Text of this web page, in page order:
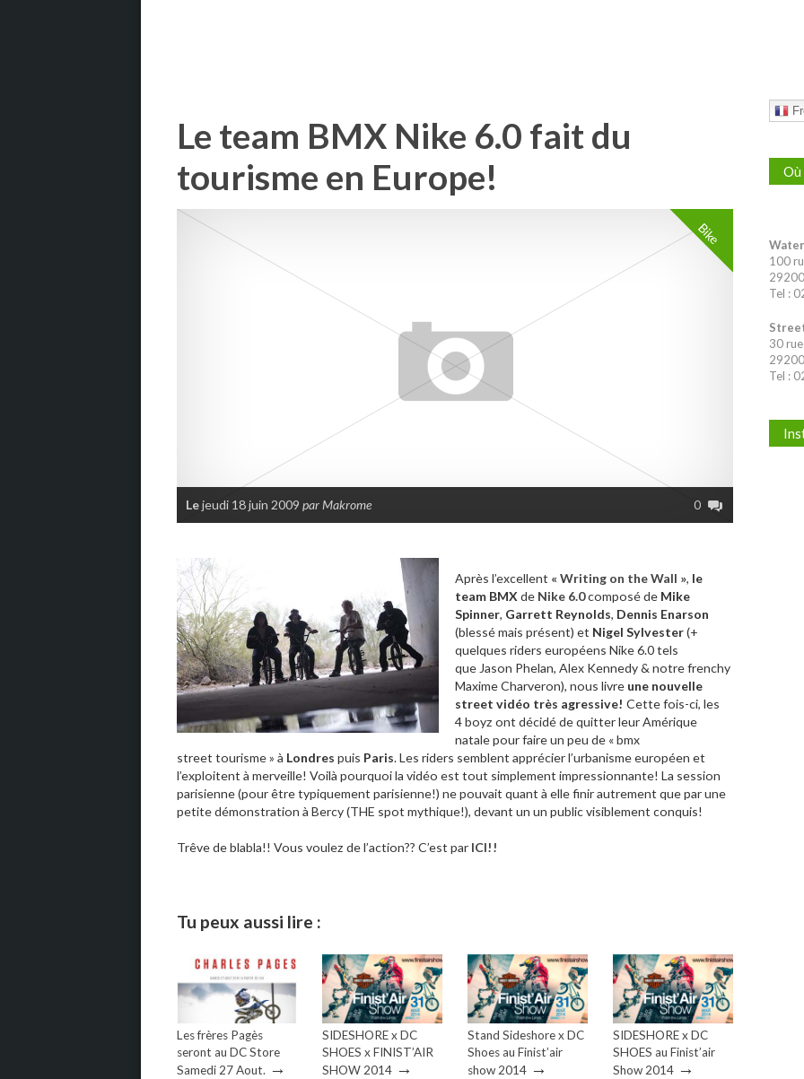
Le team BMX Nike 6.0 fait du
tourisme en Europe!
Bike
Lejeudi 18 juin 2009 par Makrome 0
Après l’excellent « Writing on the Wall », le
team BMX de Nike 6.0composé de Mike
Spinner, Garrett Reynolds, Dennis Enarson
(blessé mais présent) et Nigel Sylvester(+
quelques riders européens Nike 6.0 tels
que Jason Phelan, Alex Kennedy & notre frenchy
Maxime Charveron), nous livre une nouvelle
street vidéo très agressive! Cette fois-ci, les
4 boyz ont décidé de quitter leur Amérique
natale pour faire un peu de « bmx
street tourisme » à Londres puis Paris. Les riders semblent apprécier l’urbanisme européen et
l’exploitent à merveille! Voilà pourquoi la vidéo est tout simplement impressionnante! La session
parisienne (pour être typiquement parisienne!) ne pouvait quant à elle finir autrement que par une
petite démonstration à Bercy (THE spot mythique!), devant un un public visiblement conquis!
Trêve de blabla!! Vous voulez de l’action?? C’est par ICI!!
Tu peux aussi lire :
Les frères Pagès
seront au DC Store
Samedi 27 Aout. →
SIDESHORE x DC
SHOES x FINIST’AIR
SHOW 2014 →
Stand Sideshore x DC
Shoes au Finist’air
show 2014 →
SIDESHORE x DC
SHOES au Finist’air
Show 2014 →
Où
100
Tel :
30
Tel :